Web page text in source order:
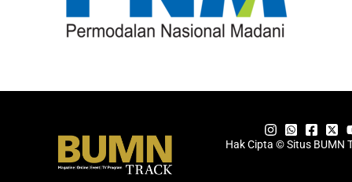
Hak Cipta © Situs BUMN